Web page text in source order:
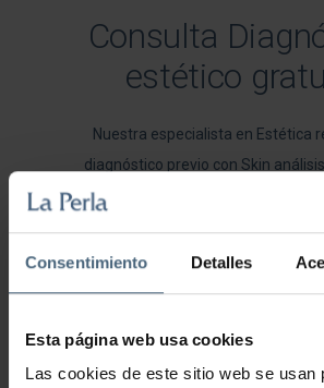
Consentimiento Detalles
Esta página web usa cookies
Las cookies de este sitio web se usan
MÁS DE 30
CONSEGUIR
OBJETIVOS
Conseguir una piel
mejorar la flacidez,
Consulta
estético
Nuestra especialista en Estética
diagnóstico previo con Skin
aconsejará sobre los tratamientos